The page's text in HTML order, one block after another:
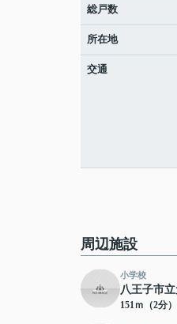
総戸数
所在地
交通
周辺施設
小学校
八王子市
151ｍ（2分）